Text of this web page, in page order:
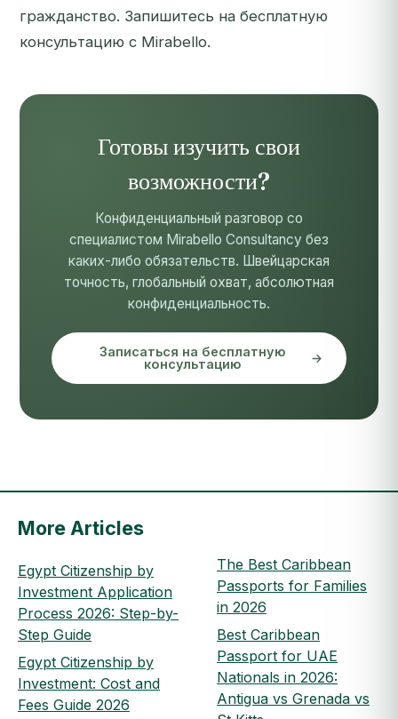
гражданство. Запишитесь на бесплатную
консультацию с Mirabello.
Готовы изучить свои
возможности?
Конфиденциальный разговор со
специалистом Mirabello Consultancy без
каких-либо обязательств. Швейцарская
точность, глобальный охват, абсолютная
конфиденциальность.
Записаться на бесплатную
консультацию
More Articles
Egypt Citizenship by
Investment Application
Process 2026: Step-by-
Step Guide
Egypt Citizenship by
Investment: Cost and
Fees Guide 2026
The Best Caribbean
Passports for Families
in 2026
Best Caribbean
Passport for UAE
Nationals in 2026:
Antigua vs Grenada vs